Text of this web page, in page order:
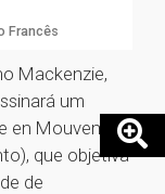
Francês
Mackenzie,
um
en Mouvement
que objetiva
de